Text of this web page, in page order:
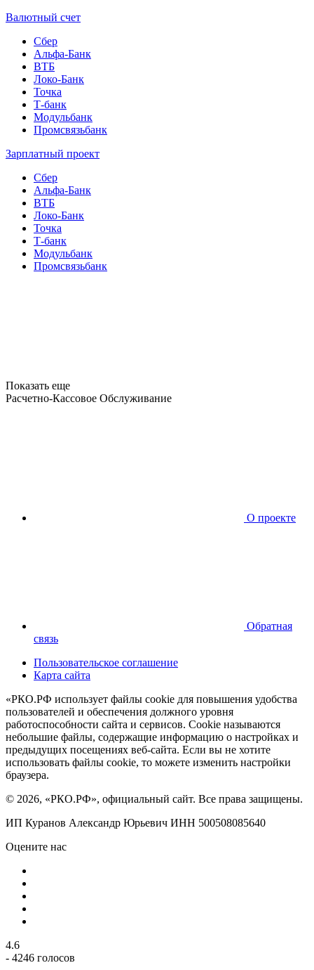
Валютный счет
Сбер
Альфа-Банк
ВТБ
Локо-Банк
Точка
Т-банк
Модульбанк
Промсвязьбанк
Зарплатный проект
Сбер
Альфа-Банк
ВТБ
Локо-Банк
Точка
Т-банк
Модульбанк
Промсвязьбанк
Показать еще
Расчетно-Кассовое Обслуживание
О проекте
Обратная
связь
Пользовательское соглашение
Карта сайта
«РКО.РФ использует файлы cookie для повышения удобства
пользователей и обеспечения должного уровня
работоспособности сайта и сервисов. Cookie называются
небольшие файлы, содержащие информацию о настройках и
предыдущих посещениях веб-сайта. Если вы не хотите
использовать файлы cookie, то можете изменить настройки
браузера.
© 2026, «РКО.РФ», официальный сайт. Все права защищены.
ИП Куранов Александр Юрьевич ИНН 500508085640
Оцените нас
4.6
- 4246 голосов